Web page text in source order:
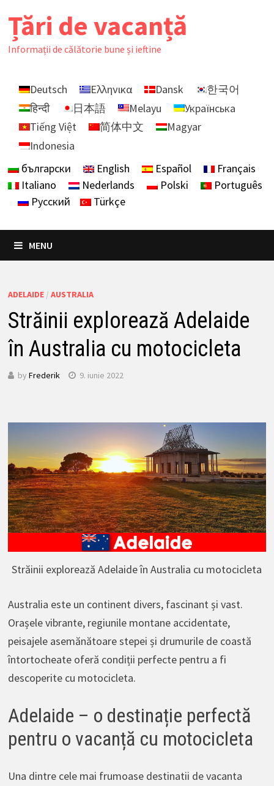
to
content
Țări de vacanță
Informații de călătorie bune și ieftine
Deutsch Ελληνικα Dansk
한국어
हिन्दी
日本語 Melayu
Українська
Tiếng Việt
简体中文
Magyar
Indonesia
български
English Español
Français
Italiano
Nederlands Polski
Português
Русский
Türkçe
MENU
ADELAIDE/ AUSTRALIA
Străinii explorează Adelaide
în Australia cu motocicleta
by Frederik 9. iunie 2022
Străinii explorează Adelaide în Australia cu motocicleta
Australia este un continent divers, fascinant și vast.
Orașele vibrante, regiunile montane accidentate,
peisajele asemănătoare stepei și drumurile de coastă
întortocheate oferă condiții perfecte pentru a fi
descoperite cu motocicleta.
Adelaide – o destinație perfectă
pentru o vacanță cu motocicleta
Una dintre cele mai frumoase destinatii de vacanta